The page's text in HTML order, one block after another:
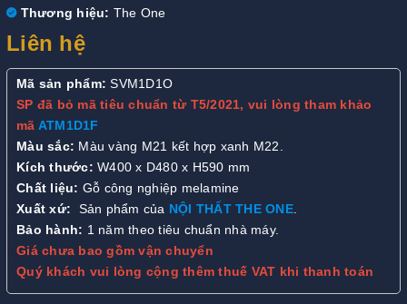
Thương hiệu: The One
Liên hệ
Mã sản phẩm: SVM1D1O
SP đã bỏ mã tiêu chuẩn từ T5/2021, vui lòng tham khảo
mã ATM1D1F
Màu sắc: Màu vàng M21 kết hợp xanh M22.
Kích thước: W400 x D480 x H590 mm
Chất liệu: Gỗ công nghiệp melamine
Xuất xứ:
Sản phẩm của NỘI THẤT THE ONE.
Bảo hành: 1 năm theo tiêu chuẩn nhà máy.
Giá chưa bao gồm vận chuyển
Quý khách vui lòng cộng thêm thuế VAT khi thanh toán